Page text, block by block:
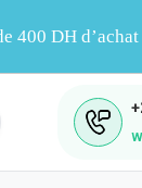
400 DH